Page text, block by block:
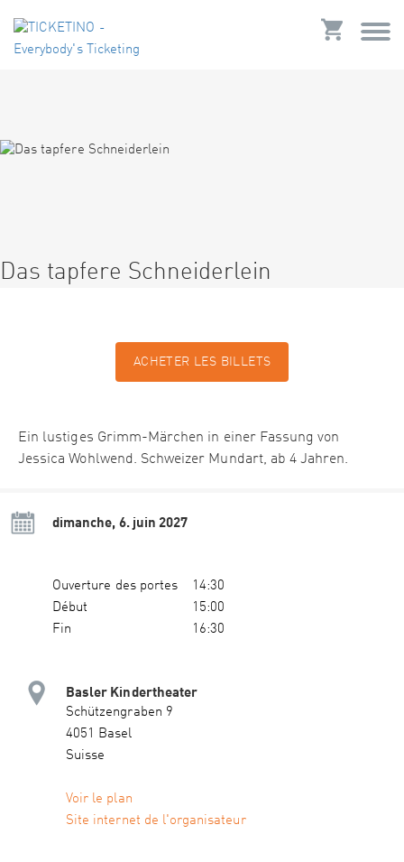
Das tapfere Schneiderlein
ACHETER LES BILLETS
Ein lustiges Grimm-Märchen in einer Fassung von
Jessica Wohlwend. Schweizer Mundart, ab 4 Jahren.
dimanche, 6. juin 2027
Ouverture des portes
14:30
Début
15:00
Fin
16:30
Basler Kindertheater
Schützengraben 9
4051 Basel
Suisse
Voir le plan
Site internet de l'organisateur